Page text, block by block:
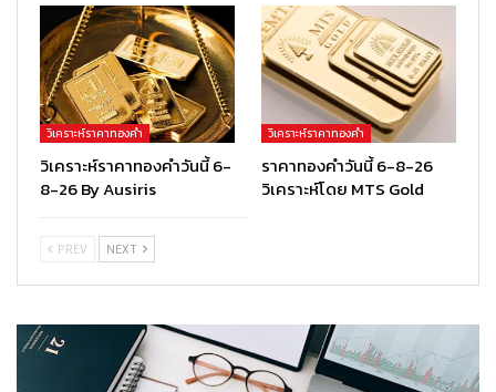
วิเคราะห์ราคาทองคำ
วิเคราะห์ราคาทองคำวันนี้ 6-
8-26 By Ausiris
วิเคราะห์ราคาทองคำ
ราคาทองคำวันนี้ 6-8-26
วิเคราะห์โดย MTS Gold
PREV NEXT